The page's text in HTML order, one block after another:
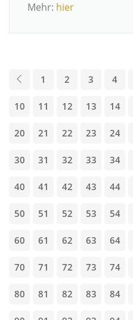
Mehr: hier
1 2 3 4
10 11 12 13 14
20 21 22 23 24
30 31 32 33 34
40 41 42 43 44
50 51 52 53 54
60 61 62 63 64
70 71 72 73 74
80 81 82 83 84